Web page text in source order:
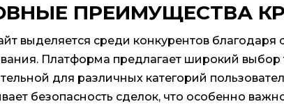
ПРЕИМУЩЕСТВА
выделяется среди конкурентов благодаря
Платформа предлагает широкий выбор
для различных категорий
безопасность сделок, что особенно